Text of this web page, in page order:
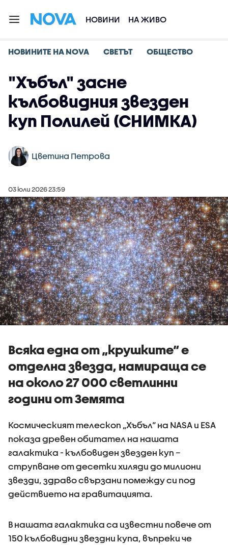
НОВИНИ НА ЖИВО
НОВИНИТЕ НА NOVA СВЕТЪТ ОБЩЕСТВО
"Хъбъл" засне
кълбовидния звезден
куп Полилей (СНИМКА)
Цветина Петрова
03 юли 2026 23:59
Всяка една от „крушките“ е
отделна звезда, намираща се
на около 27 000 светлинни
години от Земята
Космическият телескоп „Хъбъл“ на NASA и ESA
показа древен обитател на нашата
галактика - кълбовиден звезден куп –
струпване от десетки хиляди до милиони
звезди, здраво свързани помежду си под
действието на гравитацията.
В нашата галактика са известни повече от
150 кълбовидни звездни купа, въпреки че